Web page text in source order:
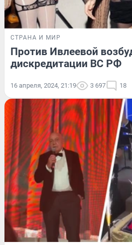
СТРАНА И МИР
Против Ивлеевой
дискредитации ВС РФ
16 апреля, 2024, 21:19 3 697 18